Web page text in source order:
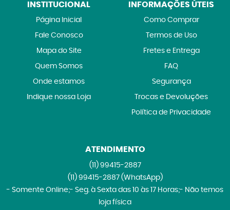
INSTITUCIONAL
Página Inicial
Fale Conosco
Mapa do Site
Quem Somos
Onde estamos
Indique nossa Loja
INFORMAÇÕES ÚTEIS
Como Comprar
Termos de Uso
Fretes e Entrega
FAQ
Segurança
Trocas e Devoluções
Política de Privacidade
ATENDIMENTO
(11)99415-2887
(11)99415-2887 (WhatsApp)
- Somente Online;- Seg. à Sexta das 10 às 17 Horas;- Não temos
loja física